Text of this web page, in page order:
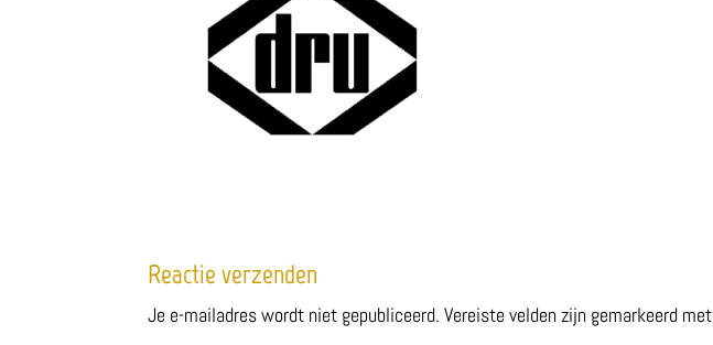
Reactie verzenden
Je e-mailadres wordt niet gepubliceerd. Vereiste velden zijn gemarkeerd met